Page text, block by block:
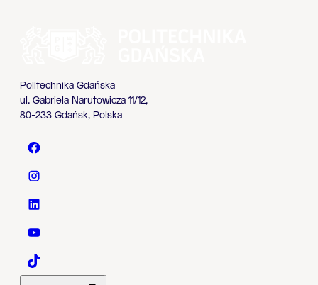
Politechnika Gdańska
ul. Gabriela Narutowicza 11/12,
80-233 Gdańsk, Polska
Politechnika Gdańska - Facebook
Politechnika Gdańska - Instagram
Politechnika Gdańska - LinkedIn
Politechnika Gdańska - YouTube
Politechnika Gdańska - TaikTok